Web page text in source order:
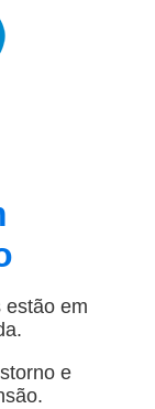
estão em
e